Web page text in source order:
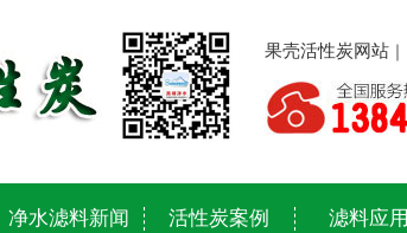
果壳活性炭网站｜
净水滤料新闻 活性炭案例 滤料应用